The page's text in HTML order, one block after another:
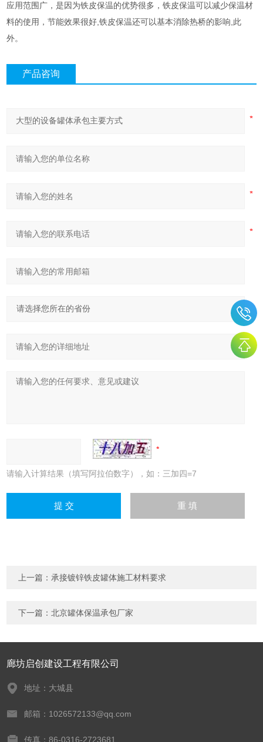
应用范围广，是因为铁皮保温的优势很多，铁皮保温可以减少保温材
料的使用，节能效果很好,铁皮保温还可以基本消除热桥的影响,此
外。
产品咨询
请输入计算结果（填写阿拉伯数字），如：三加四=7
上一篇： 承接镀锌铁皮罐体施工材料要求
下一篇：北京罐体保温承包厂家
廊坊启创建设工程有限公司
地址：大城县
邮箱：1026572133@qq.com
传真：86-0316-2723681